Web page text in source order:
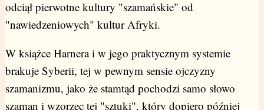
odciął pierwotne kultury "szamańskie" od
"nawiedzeniowych" kultur Afryki.
W książce Harnera i w jego praktycznym systemie
brakuje Syberii, tej w pewnym sensie ojczyzny
szamanizmu, jako że stamtąd pochodzi samo słowo
szaman i wzorzec tej "sztuki", który dopiero później